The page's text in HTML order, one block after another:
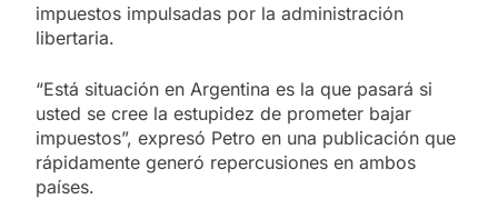
impuestos impulsadas por la administración
libertaria.
“Está situación en Argentina es la que pasará si
usted se cree la estupidez de prometer bajar
impuestos”, expresó Petro en una publicación que
rápidamente generó repercusiones en ambos
países.